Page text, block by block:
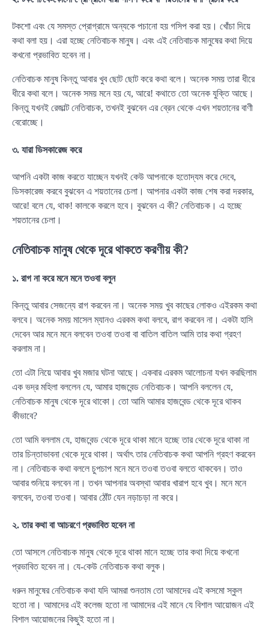
টকশো এবং যে সমস্ত প্রোগ্রামে অন্যকে পচানো হয় গসিপ করা হয়। খোঁচা দিয়ে
কথা বলা হয়। এরা হচ্ছে নেতিবাচক মানুষ। এবং এই নেতিবাচক মানুষের কথা দিয়ে
কখনো প্রভাবিত হবেন না।
নেতিবাচক মানুষ কিন্তু আবার খুব ছোট ছোট করে কথা বলে। অনেক সময় তারা ধীরে
ধীরে কথা বলে। অনেক সময় মনে হয় যে, আরে! কথাতে তো অনেক যুক্তি আছে।
কিন্তু যখনই রেজাল্ট নেতিবাচক, তখনই বুঝবেন এর ব্রেন থেকে এখন শয়তানের বাণী
বেরোচ্ছে।
৩. যারা ডিসকারেজ করে
আপনি একটা কাজ করতে যাচ্ছেন যখনই কেউ আপনাকে হতোদ্যম করে দেবে,
ডিসকারেজ করবে বুঝবেন এ শয়তানের চেলা। আপনার একটা কাজ শেষ করা দরকার,
আরে! বলে যে, থাক! কালকে করলে হবে। বুঝবেন এ কী? নেতিবাচক। এ হচ্ছে
শয়তানের চেলা।
নেতিবাচক মানুষ থেকে দূরে থাকতে করণীয় কী?
১. রাগ না করে মনে মনে তওবা বলুন
কিন্তু আবার সেজন্যে রাগ করবেন না। অনেক সময় খুব কাছের লোকও এইরকম কথা
বলবে। অনেক সময় মাসেল ম্যানও এরকম কথা বলবে, রাগ করবেন না। একটা হাসি
দেবেন আর মনে মনে বলবেন তওবা তওবা বা বাতিল বাতিল আমি তার কথা গ্রহণ
করলাম না।
তো এটা নিয়ে আবার খুব মজার ঘটনা আছে। একবার এরকম আলোচনা যখন করছিলাম
এক ভদ্র মহিলা বললেন যে, আমার হাজবেন্ড নেতিবাচক। আপনি বললেন যে,
নেতিবাচক মানুষ থেকে দূরে থাকো। তো আমি আমার হাজবেন্ড থেকে দূরে থাকব
কীভাবে?
তো আমি বললাম যে, হাজবেন্ড থেকে দূরে থাকা মানে হচ্ছে তার থেকে দূরে থাকা না
তার চিন্তাভাবনা থেকে দূরে থাকা। অর্থাৎ তার নেতিবাচক কথা আপনি গ্রহণ করবেন
না। নেতিবাচক কথা বললে চুপচাপ মনে মনে তওবা তওবা বলতে থাকবেন। তাও
আবার শুনিয়ে বলবেন না। তখন আপনার অবস্থা আবার খারাপ হবে খুব। মনে মনে
বলবেন, তওবা তওবা। আবার ঠোঁট যেন নড়াচড়া না করে।
২. তার কথা বা আচরণে প্রভাবিত হবেন না
তো আসলে নেতিবাচক মানুষ থেকে দূরে থাকা মানে হচ্ছে তার কথা দিয়ে কখনো
প্রভাবিত হবেন না। যে-কেউ নেতিবাচক কথা বলুক।
ধরুন মানুষের নেতিবাচক কথা যদি আমরা শুনতাম তো আমাদের এই কসমো স্কুল
হতো না। আমাদের এই কলেজ হতো না আমাদের এই মানে যে বিশাল আয়োজন এই
বিশাল আয়োজনের কিছুই হতো না।